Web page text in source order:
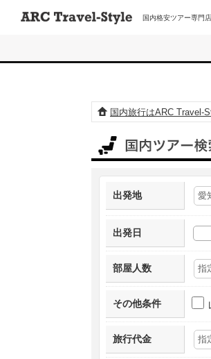
国内格安ツアー専門店
国内旅行はARC Travel-
出発地
出発日
部屋人数
その他条件
旅行代金